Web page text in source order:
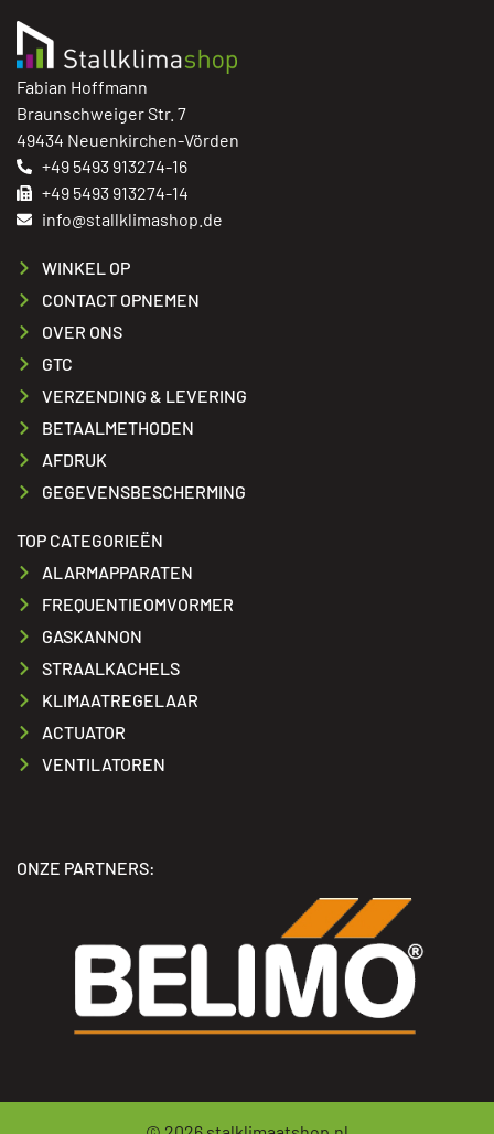
Fabian Hoffmann
Braunschweiger Str. 7
49434 Neuenkirchen-Vörden
+49 5493 913274-16
+49 5493 913274-14
info@stallklimashop.de
WINKEL OP
CONTACT OPNEMEN
OVER ONS
GTC
VERZENDING & LEVERING
BETAALMETHODEN
AFDRUK
GEGEVENSBESCHERMING
TOP CATEGORIEËN
ALARMAPPARATEN
FREQUENTIEOMVORMER
GASKANNON
STRAALKACHELS
KLIMAATREGELAAR
ACTUATOR
VENTILATOREN
ONZE PARTNERS: